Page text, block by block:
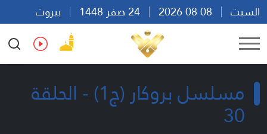
السبت
بيروت
10:54
Ar En Fr Es
مسلسل بروكار (ج1) - الحلقة
30